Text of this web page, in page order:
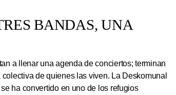
BANDAS, UNA
a llenar una agenda de conciertos; terminan
de quienes las viven. La Deskomunal
ha convertido en uno de los refugios